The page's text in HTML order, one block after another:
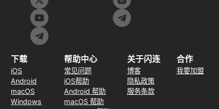
下载
iOS
Android
macOS
Windows
帮助中心
常见问题
iOS帮助
Android 帮助
macOS 帮助
关于闪连
博客
隐私政策
服务条款
合作
我要加盟